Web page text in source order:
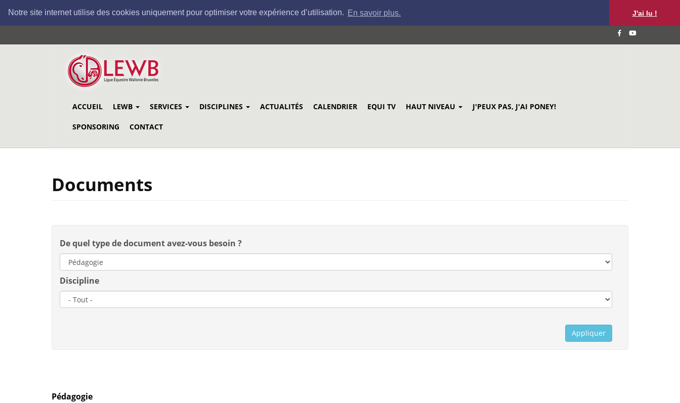
Notre site internet utilise des cookies uniquement pour optimiser votre expérience d’utilisation. En savoir plus. J'ai lu !
au
ACCUEIL LEWB SERVICES DISCIPLINES ACTUALITÉS CALENDRIER EQUI TV HAUT NIVEAU J'PEUX PAS, J'AI PONEY!
SPONSORING CONTACT
Documents
De quel type de document avez-vous besoin ?
Discipline
Appliquer
Pédagogie